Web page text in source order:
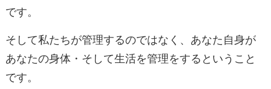
です。
そして私たちが管理するのではなく、あなた自身が
あなたの身体・そして生活を管理をするということ
です。